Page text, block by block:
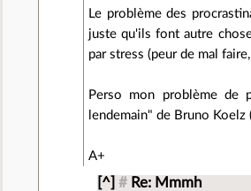
Le problème des
juste qu'ils font autre
par stress (peur de mal
Perso mon problème de
lendemain" de Bruno
A+
[^] # Re: Mmmh